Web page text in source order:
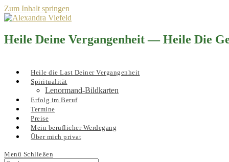
Zum Inhalt springen
Heile Deine Vergangenheit — Heile Die
Heile die Last Deiner Vergangenheit
Spiritualität
Lenormand-Bildkarten
Erfolg im Beruf
Termine
Preise
Mein beruflicher Werdegang
Über mich privat
Menü Schließen